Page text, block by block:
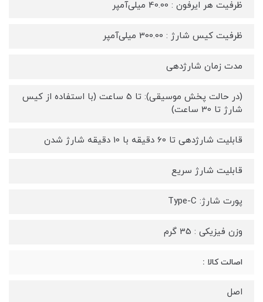
ظرفیت هر ایرفون : 40.00 میلی‌آمپر
ظرفیت کیس شارژ : 300.00 میلی‌آمپر
مدت زمان شارژدهی
(در حالت پخش موسیقی): تا 5 ساعت (با استفاده از کیس
شارژ تا 30 ساعت)
قابلیت شارژدهی تا 60 دقیقه با 10 دقیقه شارژ شدن
قابلیت شارژ سریع
پورت شارژ: Type-C
وزن فیزیکی : 35 گرم
اصالت کالا :
اصل